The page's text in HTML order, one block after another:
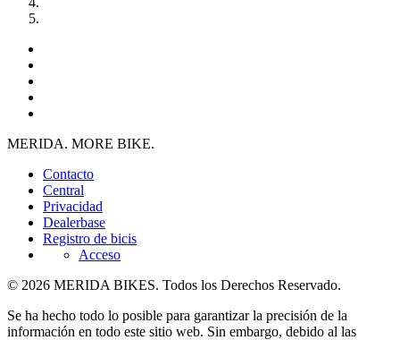
MERIDA. MORE BIKE.
Contacto
Central
Privacidad
Dealerbase
Registro de bicis
Acceso
© 2026 MERIDA BIKES. Todos los Derechos Reservado.
Se ha hecho todo lo posible para garantizar la precisión de la
información en todo este sitio web. Sin embargo, debido al las